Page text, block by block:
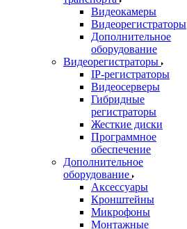
Видеокамеры
Видеорегистраторы
Дополнительное
оборудование
Видеорегистраторы
IP-регистраторы
Видеосерверы
Гибридные
регистраторы
Жесткие диски
Программное
обеспечение
Дополнительное
оборудование
Аксессуары
Кронштейны
Микрофоны
Монтажные